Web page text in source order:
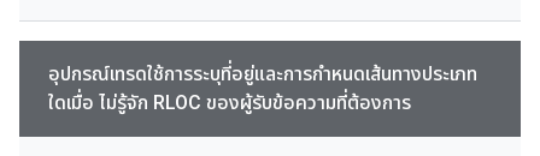
อุปกรณ์เทรดใช้การระบุที่อยู่และการกำหนดเส้นทางประเภท
ใดเมื่อ ไม่รู้จัก RLOC ของผู้รับข้อความที่ต้องการ